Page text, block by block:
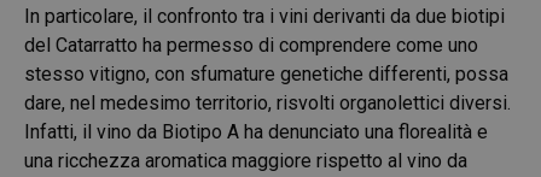
In particolare, il confronto tra i vini derivanti da due biotipi
del Catarratto ha permesso di comprendere come uno
stesso vitigno, con sfumature genetiche differenti, possa
dare, nel medesimo territorio, risvolti organolettici diversi.
Infatti, il vino da Biotipo A ha denunciato una florealità e
una ricchezza aromatica maggiore rispetto al vino da